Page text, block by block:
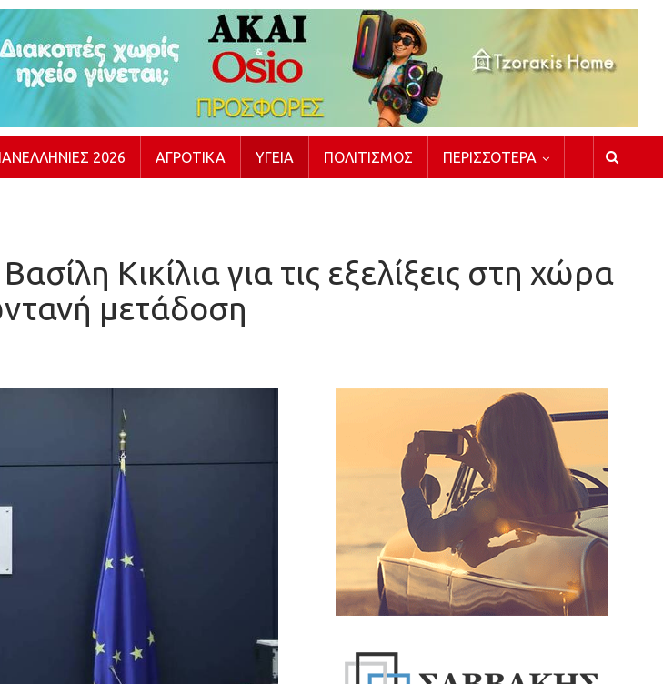
2026 ΑΓΡΟΤΙΚΆ ΥΓΕΊΑ ΠΟΛΙΤΙΣΜΌΣ ΠΕΡΙΣΣΌΤΕΡΑ
Κικίλια για τις εξελίξεις στη χώρα
μετάδοση